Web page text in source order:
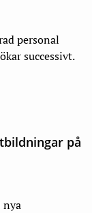
personal
successivt.
på
nya